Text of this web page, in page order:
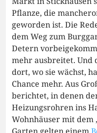
Pflanze, die
geworden ist. Die
dem Weg zum
Detern
mehr ausbreitet. Und
dort, wo sie wächst,
Chance mehr. Aus
berichtet, in denen
Heizungsrohren ins
Wohnhäuser mit dem